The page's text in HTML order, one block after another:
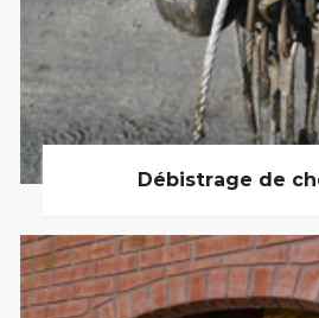
Débistrage de